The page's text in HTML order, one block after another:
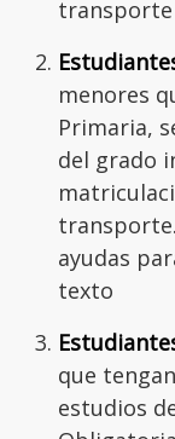
transporte
menores
Primaria,
del grado
ayudas
texto
que
estudios